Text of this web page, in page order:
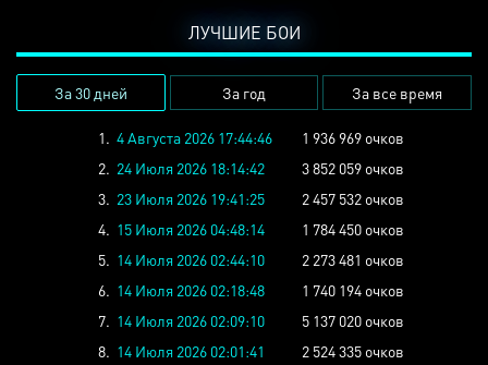
ЛУЧШИЕ БОИ
За 30 дней За год За все время
1. 4 Августа 2026 17:44:46
1 936 969 очков
2. 24 Июля 2026 18:14:42
3 852 059 очков
3. 23 Июля 2026 19:41:25
2 457 532 очков
4. 15 Июля 2026 04:48:14
1 784 450 очков
5. 14 Июля 2026 02:44:10
2 273 481 очков
6. 14 Июля 2026 02:18:48
1 740 194 очков
7. 14 Июля 2026 02:09:10
5 137 020 очков
8. 14 Июля 2026 02:01:41
2 524 335 очков